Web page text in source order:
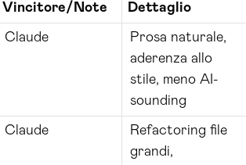
Vincitore/Note Dettaglio
Claude
Prosa naturale,
aderenza allo
stile, meno AI-
sounding
Claude
Refactoring file
grandi,